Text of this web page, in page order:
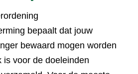
bepaalt dat jouw
bewaard mogen worden
is voor de doeleinden